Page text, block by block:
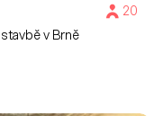
20
v Brně